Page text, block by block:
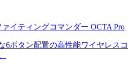
イティングコマンダー OCTA Pro
6ボタン配置の高性能ワイヤレスコ